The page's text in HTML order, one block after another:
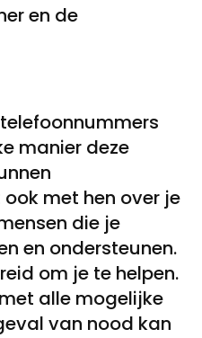
en de
manier deze
met hen over je
die je
en ondersteunen.
om je te helpen.
alle mogelijke
van nood kan